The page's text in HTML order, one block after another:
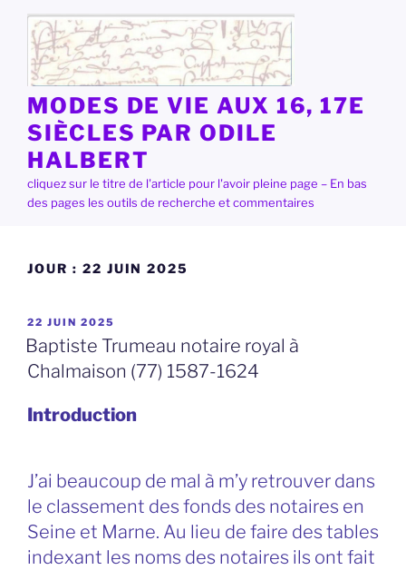
contenu
principal
MODES DE VIE AUX 16, 17E
SIÈCLES PAR ODILE
HALBERT
cliquez sur le titre de l'article pour l'avoir pleine page – En bas
des pages les outils de recherche et commentaires
JOUR : 22 JUIN 2025
PUBLIÉ
LE
22 JUIN 2025
Baptiste Trumeau notaire royal à
Chalmaison (77) 1587-1624
Introduction
J’ai beaucoup de mal à m’y retrouver dans
le classement des fonds des notaires en
Seine et Marne. Au lieu de faire des tables
indexant les noms des notaires ils ont fait